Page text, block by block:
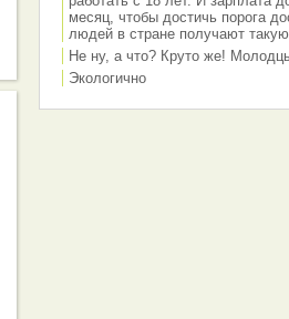
месяц, чтобы достичь порога
людей в стране получают
Не ну, а что? Круто же!
Экологично